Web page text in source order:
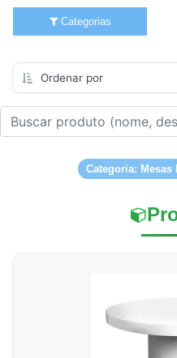
Categorias
Categoria: Mesas